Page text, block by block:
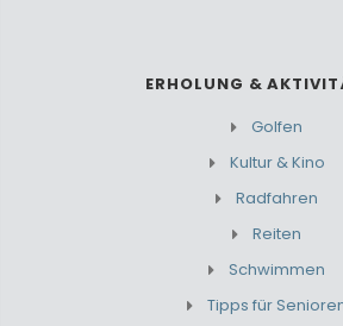
ERHOLUNG &
Golfen
Kultur & Kino
Radfahren
Reiten
Schwimmen
Tipps für